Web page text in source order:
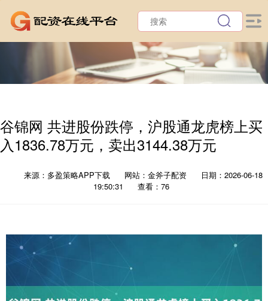
谷锦网 共进股份跌停，沪股通龙虎榜上买
入1836.78万元，卖出3144.38万元
来源：多盈策略APP下载 网站：金斧子配资
日期：2026-06-18
19:50:31
查看：76